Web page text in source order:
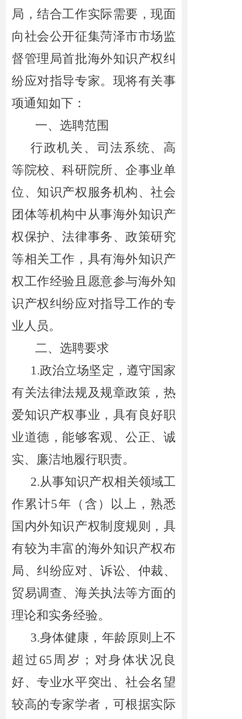
局，结合工作实际需要，现面
向社会公开征集菏泽市市场监
督管理局首批海外知识产权纠
纷应对指导专家。现将有关事
项通知如下：
一、选聘范围
行政机关、司法系统、高
等院校、科研院所、企事业单
位、知识产权服务机构、社会
团体等机构中从事海外知识产
权保护、法律事务、政策研究
等相关工作，具有海外知识产
权工作经验且愿意参与海外知
识产权纠纷应对指导工作的专
业人员。
二、选聘要求
1.政治立场坚定，遵守国家
有关法律法规及规章政策，热
爱知识产权事业，具有良好职
业道德，能够客观、公正、诚
实、廉洁地履行职责。
2.从事知识产权相关领域工
作累计5年（含）以上，熟悉
国内外知识产权制度规则， 具
有较为丰富的海外知识产权布
局、纠纷应对、诉讼、仲裁、
贸易调查、海关执法等方面的
理论和实务经验。
3.身体健康，年龄原则上不
超过65周岁；对身体状况良
好、专业水平突出、社会名望
较高的专家学者，可根据实际